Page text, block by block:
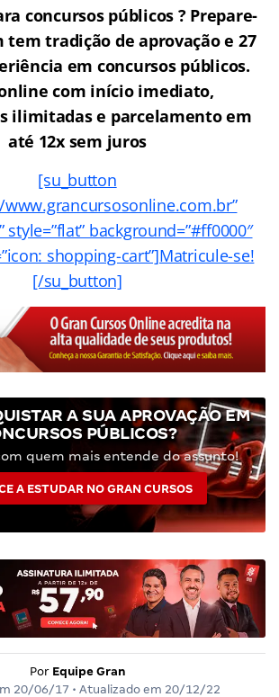
concursos públicos ? Prepare-
tem tradição de aprovação e 27
em concursos públicos.
com início imediato,
ilimitadas e parcelamento em
até 12x sem juros
[su_button
www.grancursosonline.com.br”
style=”flat” background=”#ff0000″
shopping-cart”]Matricule-se!
[/su_button]
A SUA APROVAÇÃO EM
PÚBLICOS?
quem mais entende do assunto!
A ESTUDAR NO GRAN CURSOS
Por Equipe Gran
20/06/17 • Atualizado em 20/12/22